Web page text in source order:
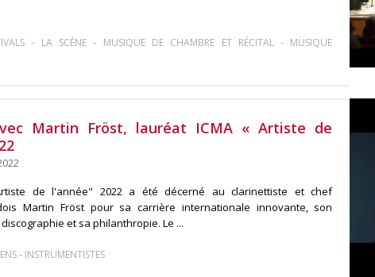
- LA SCÈNE - MUSIQUE DE CHAMBRE ET RÉCITAL- MUSIQUE
Martin Fröst, lauréat ICMA « Artiste de
de l'année" 2022 a été décerné au clarinettiste et chef
Martin Fröst pour sa carrière internationale innovante, son
et sa philanthropie. Le ...
- INSTRUMENTISTES